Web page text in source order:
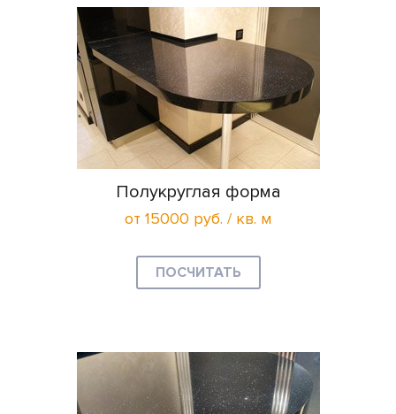
Полукруглая форма
от 15000 руб. / кв. м
ПОСЧИТАТЬ